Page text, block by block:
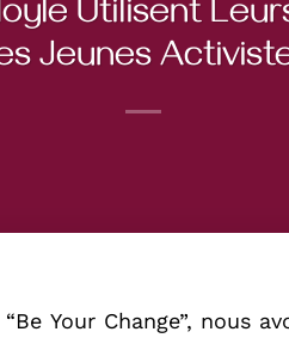
Utilisent
Jeunes
Your Change”, nous